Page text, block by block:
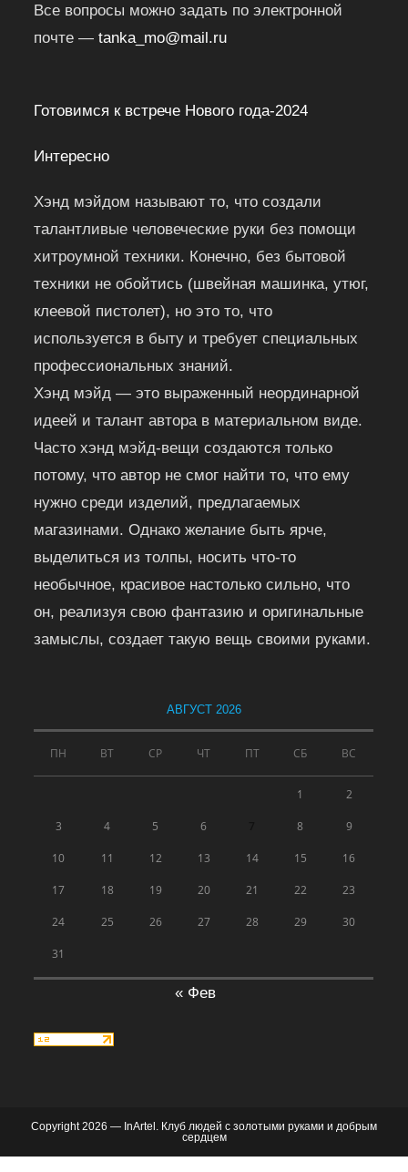
Все вопросы можно задать по электронной
почте —tanka_mo@mail.ru
Готовимся к встрече Нового года-2024
Интересно
Хэнд мэйдом называют то, что создали
талантливые человеческие руки без помощи
хитроумной техники. Конечно, без бытовой
техники не обойтись (швейная машинка, утюг,
клеевой пистолет), но это то, что
используется в быту и требует специальных
профессиональных знаний.
Хэнд мэйд — это выраженный неординарной
идеей и талант автора в материальном виде.
Часто хэнд мэйд-вещи создаются только
потому, что автор не смог найти то, что ему
нужно среди изделий, предлагаемых
магазинами. Однако желание быть ярче,
выделиться из толпы, носить что-то
необычное, красивое настолько сильно, что
он, реализуя свою фантазию и оригинальные
замыслы, создает такую вещь своими руками.
АВГУСТ 2026
ПН ВТ СР ЧТ ПТ СБ ВС
1 2
3 4 5 6 8 9
10 11 12 13 14 15 16
17 18 19 20 21 22 23
24 25 26 27 28 29 30
31
« Фев
Copyright 2026 — InArtel. Клуб людей с золотыми руками и добрым
сердцем